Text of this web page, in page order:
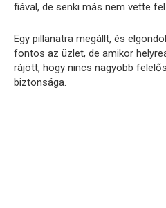
fiával, de senki más nem vette
Egy pillanatra megállt, és
fontos az üzlet, de amikor
rájött, hogy nincs nagyobb
biztonsága.